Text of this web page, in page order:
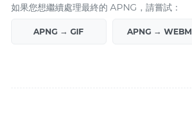
如果您想繼續處理最終的 APNG，請嘗試：
APNG → GIF APNG → WEBM